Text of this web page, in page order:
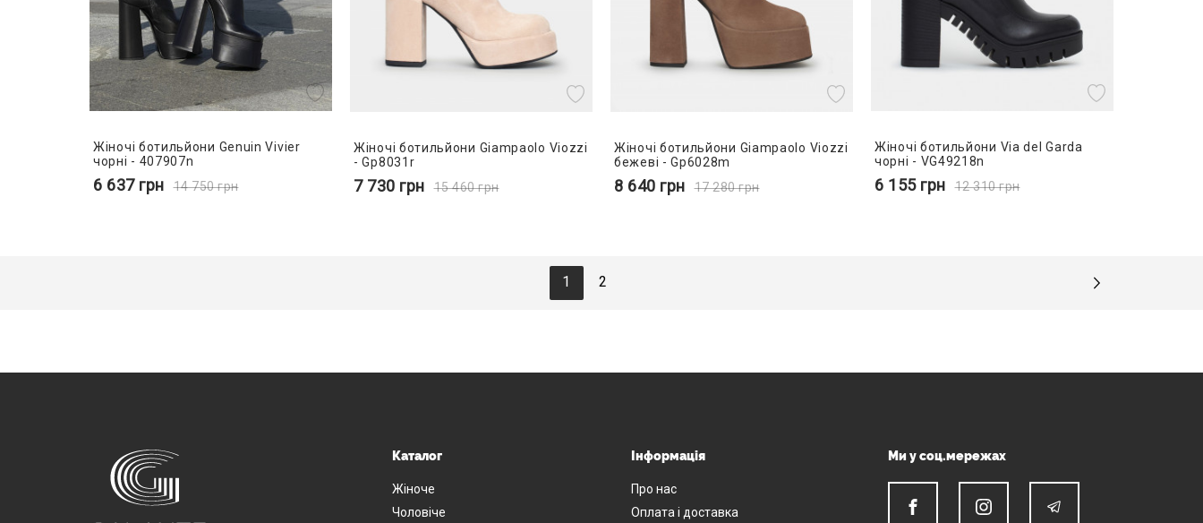
Жіночі ботильйони Genuin Vivier
чорні - 407907n
6 637 грн 14 750грн
Жіночі ботильйони Giampaolo Viozzi
- Gp8031r
7 730 грн 15 460грн
Жіночі ботильйони Giampaolo Viozzi
бежеві - Gp6028m
8 640 грн 17 280грн
Жіночі ботильйони Via del Garda
чорні - VG49218n
6 155 грн 12 310грн
1 2
Каталог
Жіноче
Чоловіче
Інформація
Про нас
Оплата і доставка
Ми у соц.мережах